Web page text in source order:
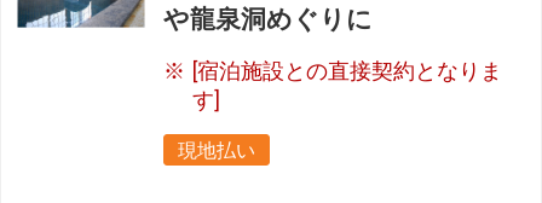
や龍泉洞めぐりに
[宿泊施設との直接契約となりま
す]
現地払い